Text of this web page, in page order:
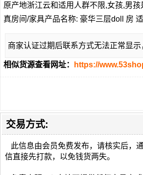
原产地浙江云和适用人群不限,女孩,男
真房间/家具产品名称: 豪华三层doll 房
商家认证过期后联系方式无法正常显
相似货源查看网址： https://
交易方式:
此信息由会员免费发布，请核实后，
信直接先打款，以免钱货两失。